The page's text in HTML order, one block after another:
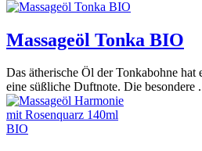
Massageöl Tonka BIO
Das ätherische Öl der Tonkabohne hat
eine süßliche Duftnote. Die besondere